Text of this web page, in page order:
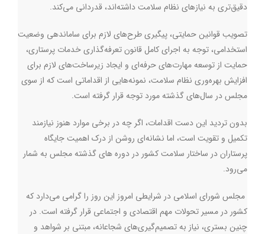
دقیق‌تری به نیازهای نظام سلامت داشته‌اند، قدردانی می‌کند.
تصویب قوانین حمایتی، پیگیری طرح‌های لازم برای ساماندهی وضعیت
استخدامی، توجه به اجرای کامل قانون تعرفه‌گذاری خدمات پرستاری،
حمایت از توسعه مهارت‌های حرفه‌ای و ایجاد زیرساخت‌های لازم برای
افزایش بهره‌وری نظام سلامت، نمونه‌هایی از اقداماتی است که از سوی
مجلس در سال‌های گذشته مورد توجه قرار گرفته است.
بدون تردید این دست اقدامات، اگر چه در برخی موارد هنوز نیازمند
تکمیل و تقویت است، اما نشانه‌ای روشن از درک اهمیت جایگاه
پرستاران در ساختار سلامت کشور در دوره های گذشته مجلس به شمار
می‌رود.
مجلس شورای اسلامی در شرایطی امروز این روز را گرامی می‌دارد که
کشور در مسیر تحولات مهم اقتصادی و اجتماعی قرار گرفته است. در
چنین بستری، نیاز به تصمیم‌گیری‌های شجاعانه، مبتنی بر شواهد و